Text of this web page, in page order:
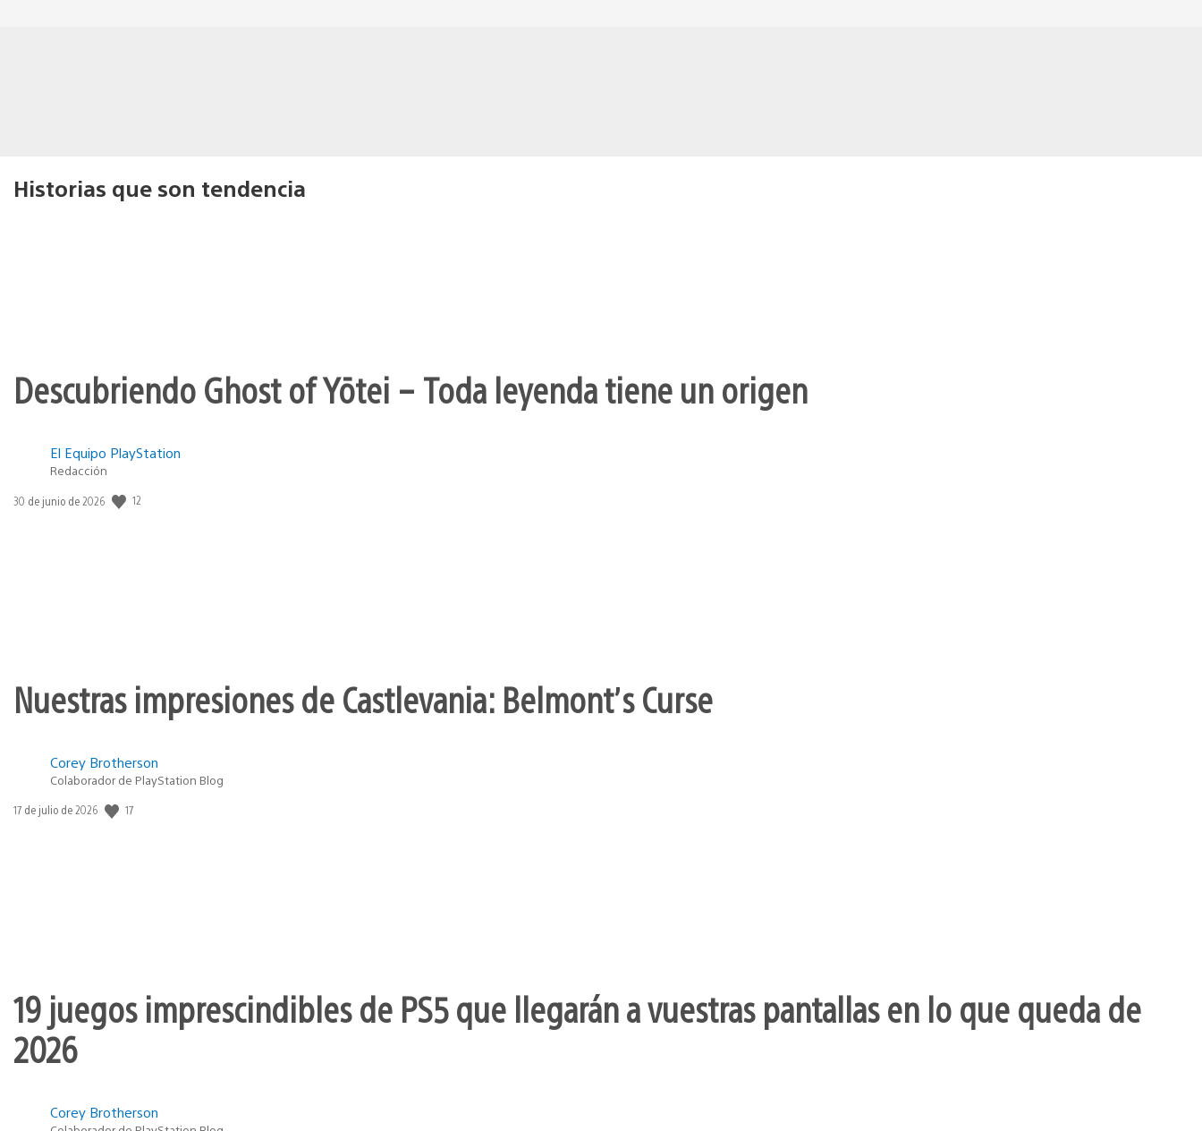
Historias que son tendencia
Descubriendo Ghost of Yōtei – Toda leyenda tiene un origen
El Equipo PlayStation
Redacción
Fecha
30 de junio de 2026 12
Nuestras impresiones de Castlevania: Belmont’s Curse
Corey Brotherson
Colaborador de PlayStation Blog
Fecha
17 de julio de 2026 17
19 juegos imprescindibles de PS5 que llegarán a vuestras pantallas en lo que queda de
2026
Corey Brotherson